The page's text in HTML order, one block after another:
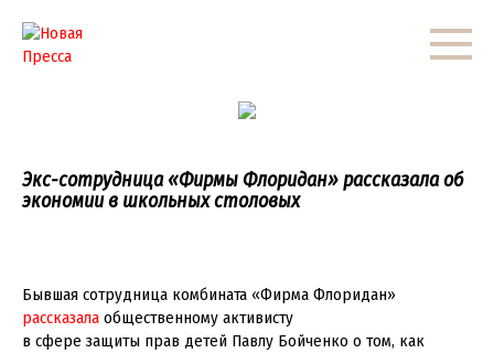
контенту
Экс-сотрудница «Фирмы Флоридан» рассказала об
экономии в школьных столовых
Бывшая сотрудница комбината «Фирма Флоридан»
рассказала общественному активисту
в сфере защиты прав детей Павлу Бойченко о том, как